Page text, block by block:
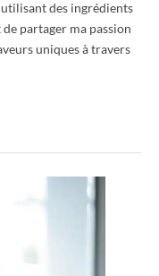
des ingrédients
partager ma passion
uniques à travers